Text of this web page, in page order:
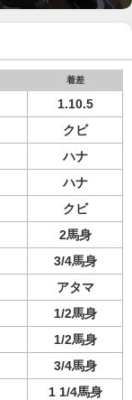
着差
1.10.5
クビ
ハナ
ハナ
クビ
2馬身
3/4馬身
アタマ
1/2馬身
1/2馬身
3/4馬身
1 1/4馬身